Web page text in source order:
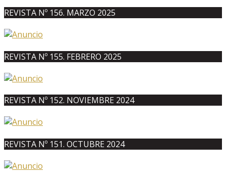
REVISTA Nº 156. MARZO 2025
REVISTA Nº 155. FEBRERO 2025
REVISTA Nº 152. NOVIEMBRE 2024
REVISTA Nº 151. OCTUBRE 2024